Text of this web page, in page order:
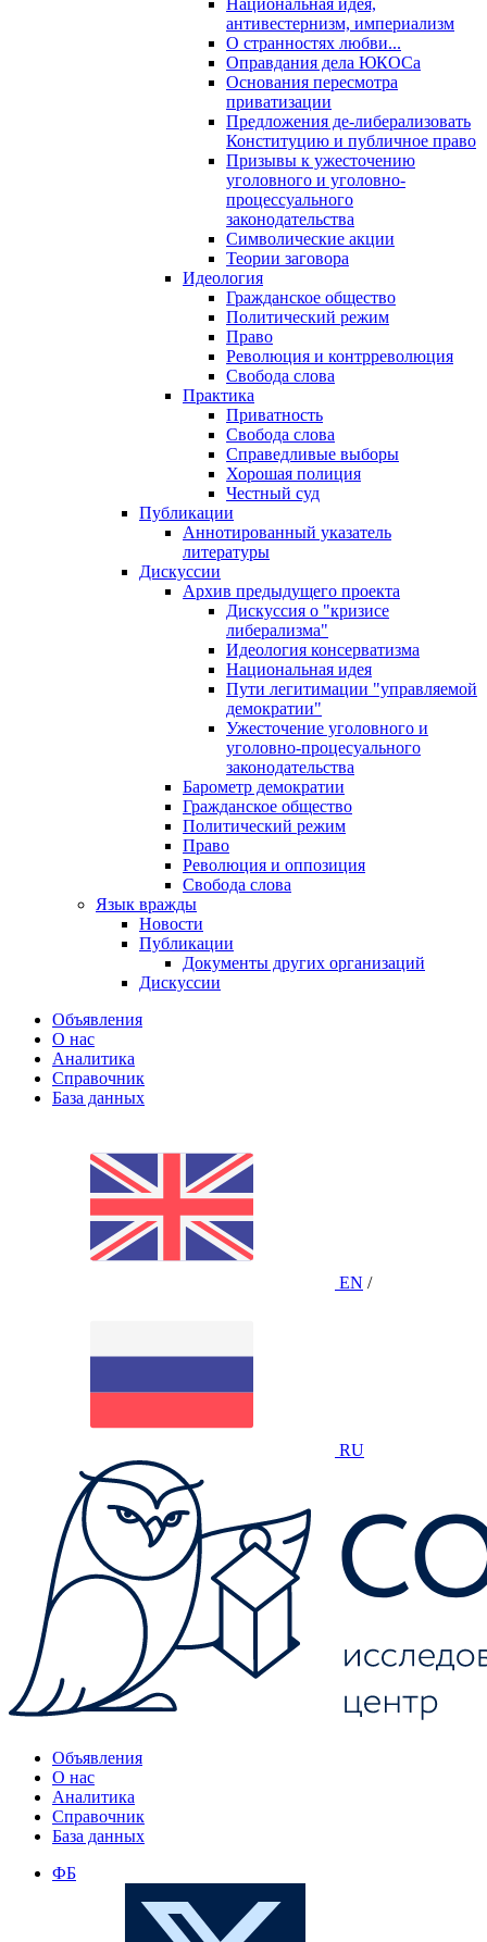
Национальная идея,
антивестернизм, империализм
О странностях любви...
Оправдания дела ЮКОСа
Основания пересмотра
приватизации
Предложения де-либерализовать
Конституцию и публичное право
Призывы к ужесточению
уголовного и уголовно-
процессуального
законодательства
Символические акции
Теории заговора
Идеология
Гражданское общество
Политический режим
Право
Революция и контрреволюция
Свобода слова
Практика
Приватность
Свобода слова
Справедливые выборы
Хорошая полиция
Честный суд
Публикации
Аннотированный указатель
литературы
Дискуссии
Архив предыдущего проекта
Дискуссия о "кризисе
либерализма"
Идеология консерватизма
Национальная идея
Пути легитимации "управляемой
демократии"
Ужесточение уголовного и
уголовно-процесуального
законодательства
Барометр демократии
Гражданское общество
Политический режим
Право
Революция и оппозиция
Свобода слова
Язык вражды
Новости
Публикации
Документы других организаций
Дискуссии
Объявления
О нас
Аналитика
Справочник
База данных
EN /
RU
Объявления
О нас
Аналитика
Справочник
База данных
ФБ